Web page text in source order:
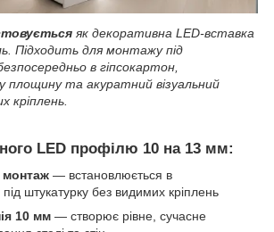
як декоративна LED-вставка
Підходить для монтажу під
в гіпсокартон,
площину та акуратний візуальний
кріплень.
LED профілю 10 на 13 мм:
— встановлюється в
під штукатурку без видимих кріплень
10 мм — створює рівне, сучасне